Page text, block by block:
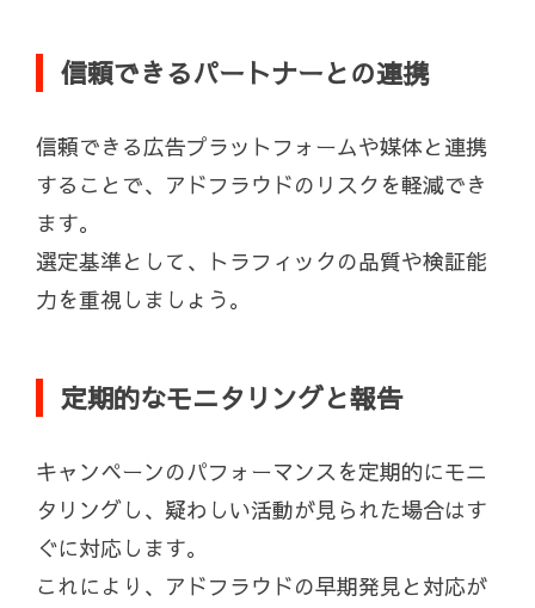
信頼できるパートナーとの連携
信頼できる広告プラットフォームや媒体と連携
することで、アドフラウドのリスクを軽減でき
ます。
選定基準として、トラフィックの品質や検証能
力を重視しましょう。
定期的なモニタリングと報告
キャンペーンのパフォーマンスを定期的にモニ
タリングし、疑わしい活動が見られた場合はす
ぐに対応します。
これにより、アドフラウドの早期発見と対応が